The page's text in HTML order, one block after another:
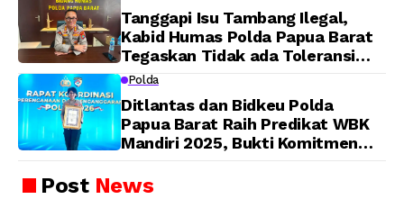
Dijadwalkan Kamis
Tanggapi Isu Tambang Ilegal,
Kabid Humas Polda Papua Barat
Tegaskan Tidak ada Toleransi
bagi Oknum Anggota
Polda
Ditlantas dan Bidkeu Polda
Papua Barat Raih Predikat WBK
Mandiri 2025, Bukti Komitmen
Berintegritas
PostNews